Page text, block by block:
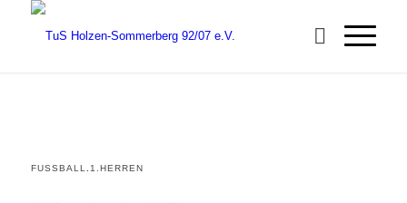
FUSSBALL 1.HERREN